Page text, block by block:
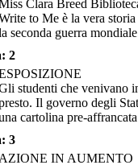
americani furono rilasciati dai
dove andare. Le loro case, i
le attività commerciali e le fattorie
affrontare molto razzismo. Alcuni si
da capo, altri sono tornati
per cercare di ricostruire.
alla stazione dei treni dove le
erano state costrette a
e non potevano credere ai
di famiglie. Ha distribuito ai
e indirizzate. "Scrivimi se
di qualcosa!"
Clara Breed
to Me è la vera
seconda guerra
2
studenti che venivano
Il governo degli
cartolina pre-
3
AZIONE IN AUMENTO